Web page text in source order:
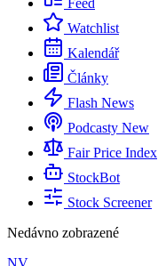
Feed
Watchlist
Kalendář
Články
Flash News
Podcasty New
Fair Price Index
StockBot
Stock Screener
Nedávno zobrazené